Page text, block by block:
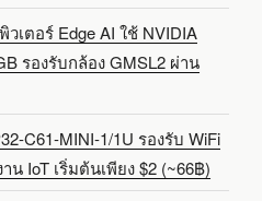
เตอร์ Edge AI ใช้ NVIDIA
รองรับกล้อง GMSL2 ผ่าน
C61-MINI-1/1U รองรับ WiFi
น IoT เริ่มต้นเพียง $2 (~66฿)